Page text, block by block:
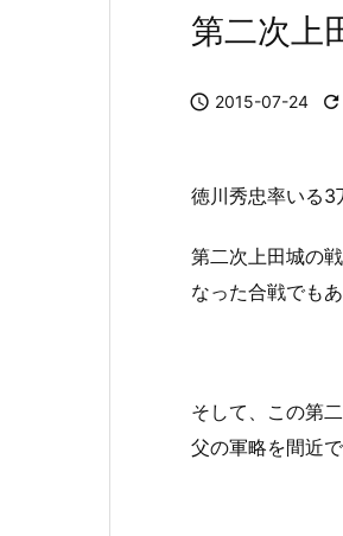
第二次上
 2015-07-24 
徳川秀忠率いる3
第二次上田城の
なった合戦でもあ
そして、この第
父の軍略を間近